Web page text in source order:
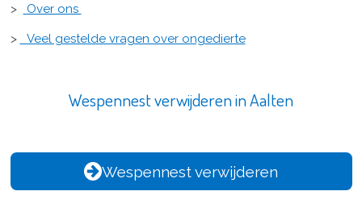
> Over ons
> Veel gestelde vragen over ongedierte
Wespennest verwijderen in Aalten
Wespennest verwijderen